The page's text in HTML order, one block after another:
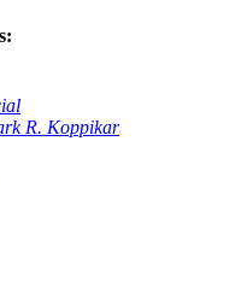
R. Koppikar